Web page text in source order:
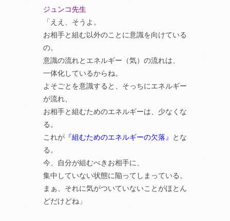
ジュンコ先生
「ええ、そうよ。
お相手と組む以外のことに意識を向けている
の。
意識の流れとエネルギー（気）の流れは、
一体化しているからね。
よそごとを意識すると、そっちにエネルギー
が流れ、
お相手と組むためのエネルギーは、少なくな
る。
これが 『組むためのエネルギーの欠落』
とな
る。
今、自分が組むべきお相手に、
集中していない状態に陥ってしまっている。
まぁ、それに気がついていないことがほとん
どだけどね」